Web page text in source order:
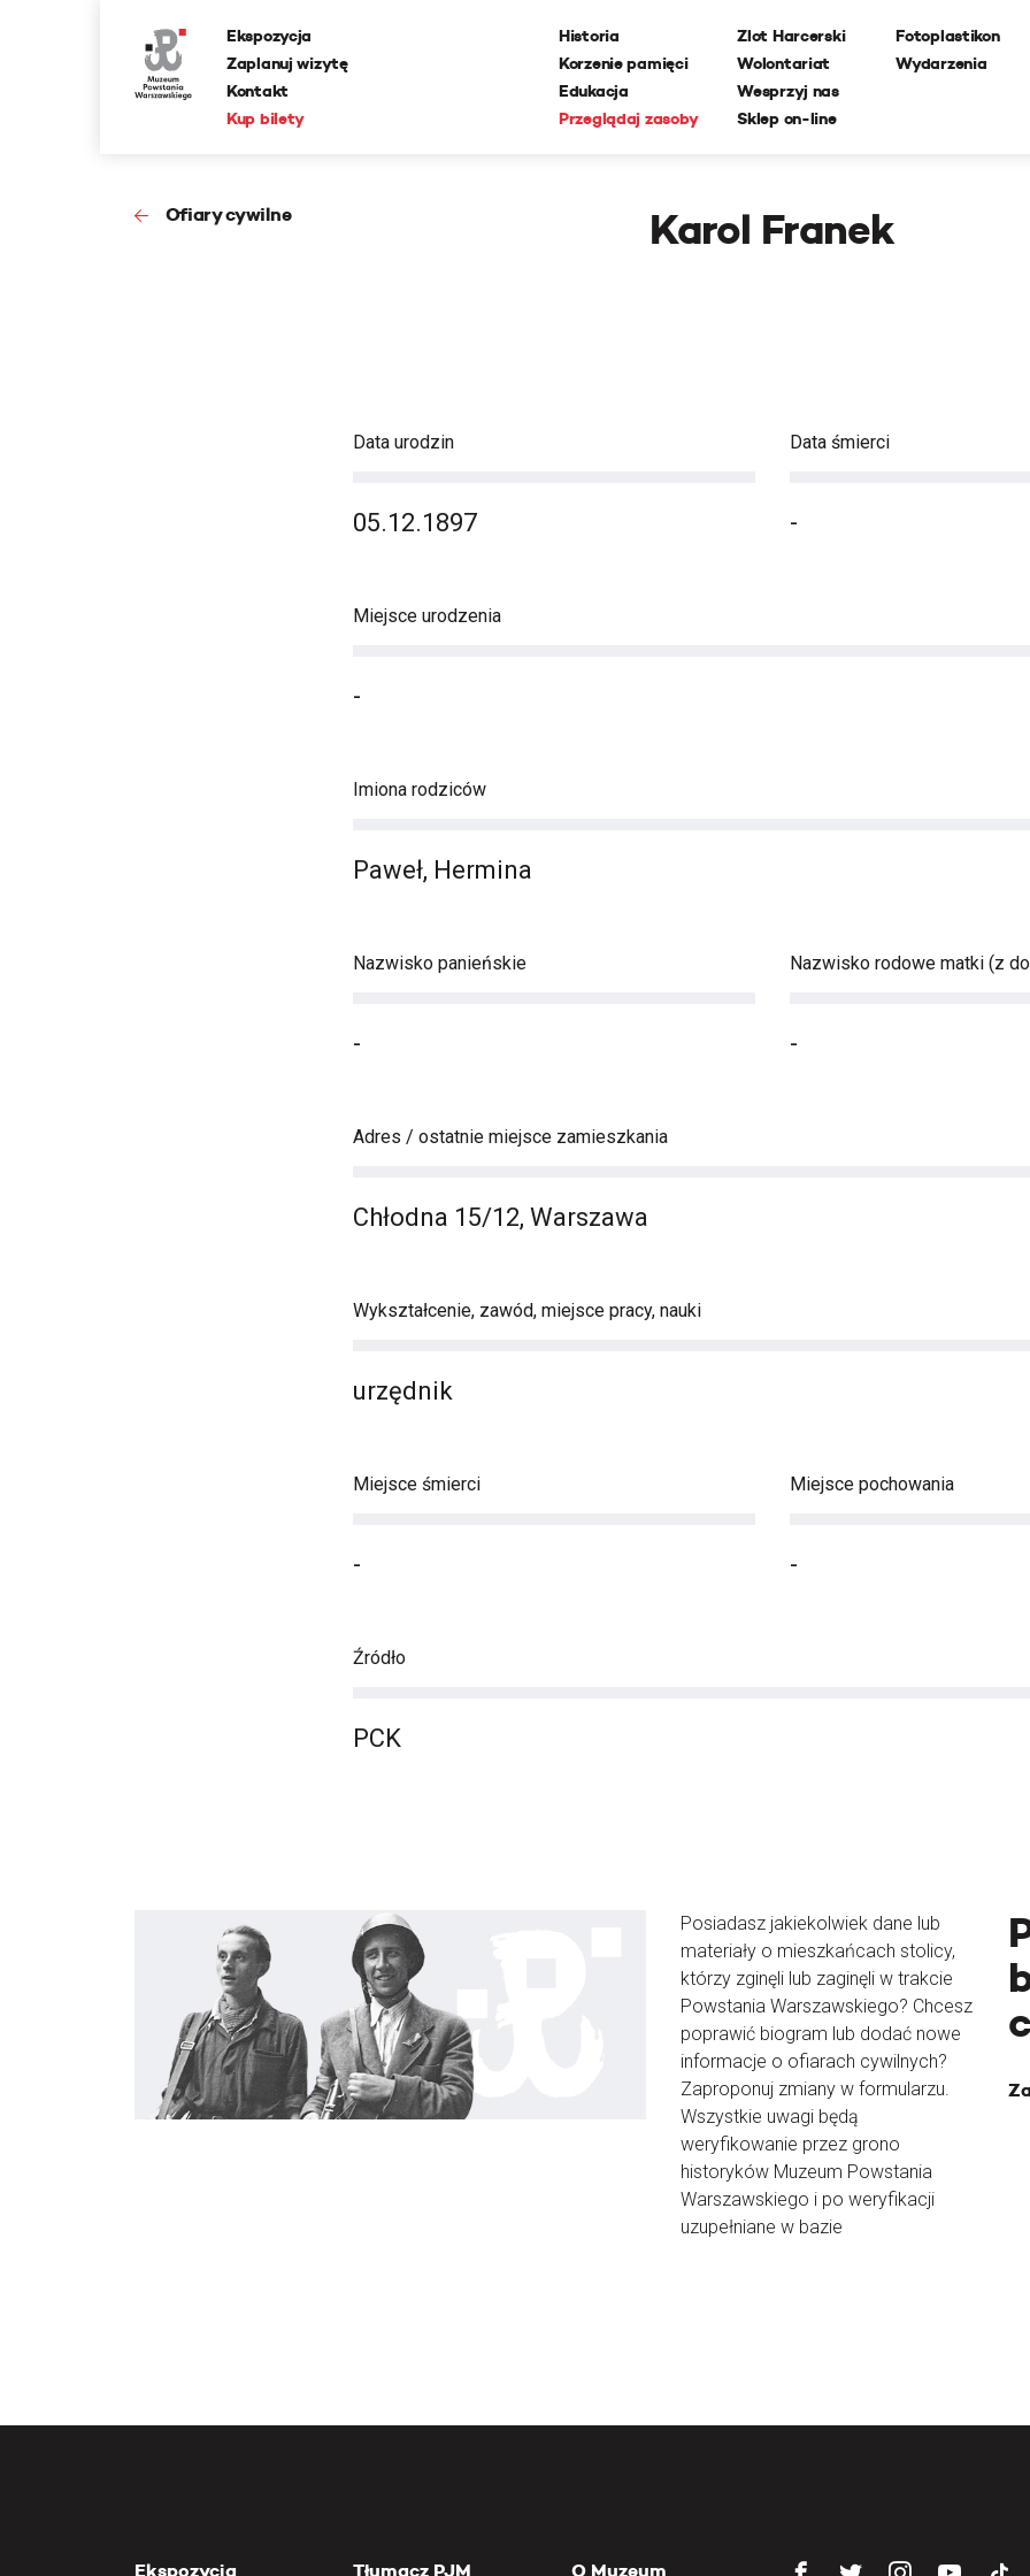
Ekspozycja
Zaplanuj wizytę
Kontakt
Kup bilety
Historia
Korzenie pamięci
Edukacja
Przeglądaj zasoby
Zlot Harcerski
Wolontariat
Wesprzyj nas
Sklep on-line
Fotoplastikon
Wydarzenia
Ofiary cywilne Karol Franek
Data urodzin
05.12.1897
Data śmierci
-
Miejsce urodzenia
-
Imiona rodziców
Paweł, Hermina
Nazwisko panieńskie
-
Nazwisko rodowe matki (z
-
Adres / ostatnie miejsce zamieszkania
Chłodna 15/12, Warszawa
Wykształcenie, zawód, miejsce pracy, nauki
urzędnik
Miejsce śmierci
-
Miejsce pochowania
-
Źródło
PCK
Posiadasz jakiekolwiek dane lub
materiały o mieszkańcach stolicy,
którzy zginęli lub zaginęli w trakcie
Powstania Warszawskiego? Chcesz
poprawić biogram lub dodać nowe
informacje o ofiarach cywilnych?
Zaproponuj zmiany w formularzu.
Wszystkie uwagi będą
weryfikowanie przez grono
historyków Muzeum Powstania
Warszawskiego i po weryfikacji
uzupełniane w bazie
Ekspozycja Tłumacz PJM O Muzeum